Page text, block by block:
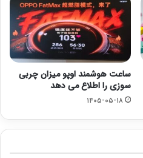
ساعت هوشمند اوپو میزان چربی
سوزی را اطلاع می دهد
۱۴۰۵-۰۵-۱۸